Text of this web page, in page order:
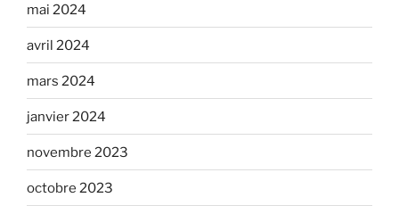
mai 2024
avril 2024
mars 2024
janvier 2024
novembre 2023
octobre 2023